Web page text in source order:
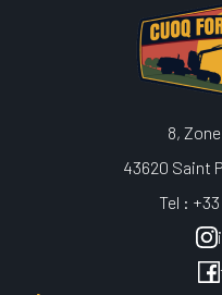
8,
43620 Saint
Tel : +33